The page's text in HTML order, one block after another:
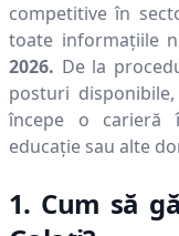
competitive în
toate informațiile
2026. De la
posturi
începe o carieră
educație sau alte
1. Cum să